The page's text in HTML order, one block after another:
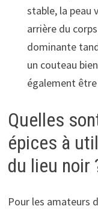
stable, la peau
arrière du
dominante
un couteau
également
Quelles
épices à
du lieu noir
Pour les amateurs